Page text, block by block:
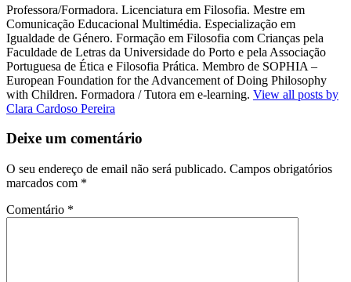
Professora/Formadora. Licenciatura em Filosofia. Mestre em
Comunicação Educacional Multimédia. Especialização em
Igualdade de Género. Formação em Filosofia com Crianças pela
Faculdade de Letras da Universidade do Porto e pela Associação
Portuguesa de Ética e Filosofia Prática. Membro de SOPHIA –
European Foundation for the Advancement of Doing Philosophy
with Children. Formadora / Tutora em e-learning. View all posts by
Clara Cardoso Pereira
Deixe um comentário
O seu endereço de email não será publicado. Campos obrigatórios
marcados com *
Comentário *